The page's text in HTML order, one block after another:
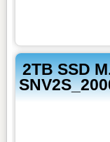
2TB SSD